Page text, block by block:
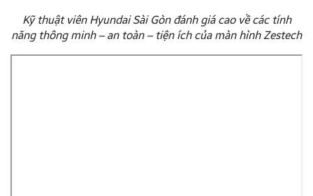
Kỹ thuật viên Hyundai Sài Gòn đánh giá cao về các tính
năng thông minh – an toàn – tiện ích của màn hình Zestech